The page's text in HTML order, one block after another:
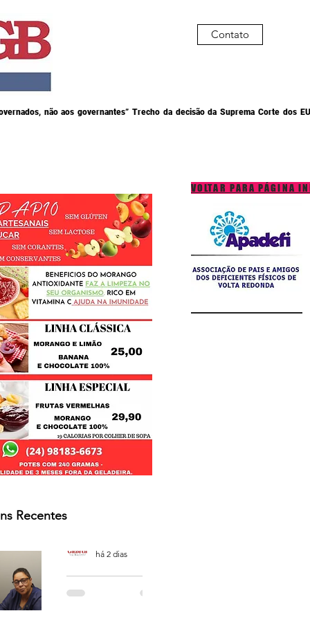
não aos governantes” Trecho da decisão da Suprema Corte dos
Contato
VOLTAR PARA PÁGINA
Recentes
PODCAST
'CAFÉ
há 2 dias